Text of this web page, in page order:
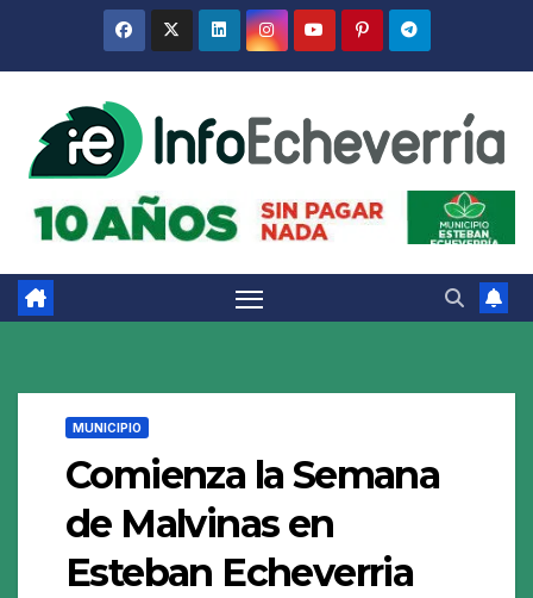
MUNICIPIO
Comienza la Semana
de Malvinas en
Esteban Echeverria